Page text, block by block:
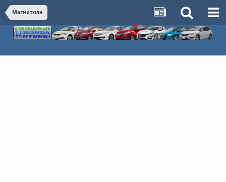
Магнитола